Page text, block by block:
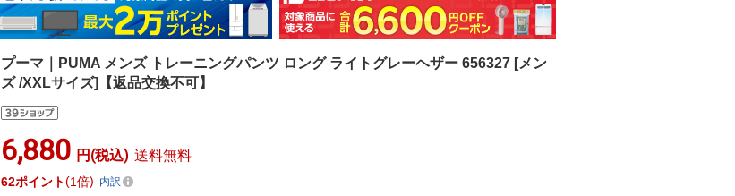
プーマ｜PUMA メンズ トレーニングパンツ ロング ライトグレーヘザー 656327 [メン
ズ /XXLサイズ]【返品交換不可】
6,880 円(税込) 送料無料
62ポイント 1倍 内訳